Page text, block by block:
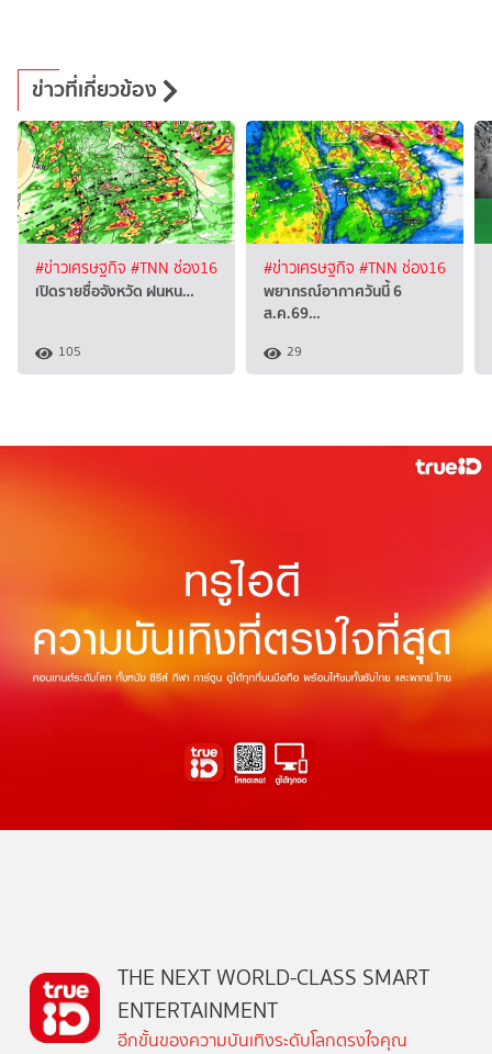
ข่าวที่เกี่ยวข้อง
#ข่าวเศรษฐกิจ #TNN ช่อง16
เปิดรายชื่อจังหวัด ฝนหน…
105
#ข่าวเศรษฐกิจ #TNN ช่อง16
พยากรณ์อากาศวันนี้ 6
ส.ค.69…
29
THE NEXT WORLD-CLASS SMART
ENTERTAINMENT
อีกขั้นของความบันเทิงระดับโลกตรงใจคุณ